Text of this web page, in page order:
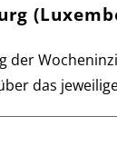
der
das